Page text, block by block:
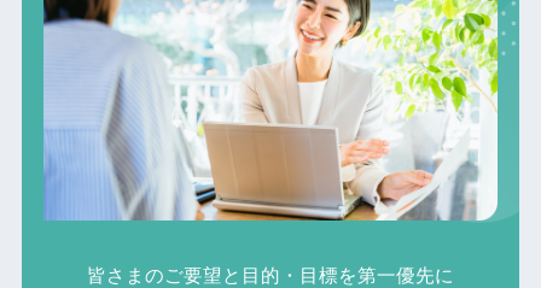
皆さまのご要望と目的・目標を第一優先に